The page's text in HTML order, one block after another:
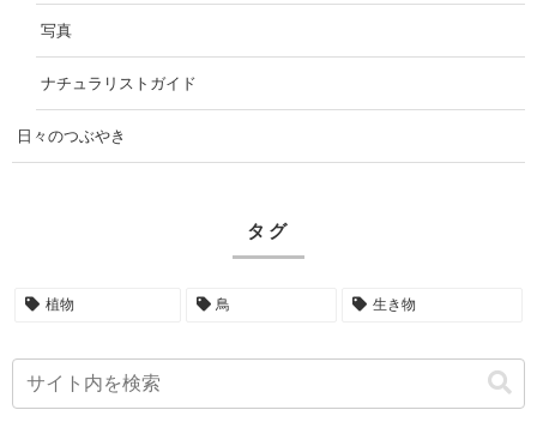
写真
ナチュラリストガイド
日々のつぶやき
タグ
植物 鳥 生き物